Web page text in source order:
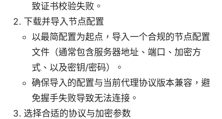
致证书校验失败。
下载并导入节点配置
以最简配置为起点，导入一个合规的节点配置
文件（通常包含服务器地址、端口、加密方
式、以及密钥/密码）。
确保导入的配置与当前代理协议版本兼容，避
免握手失败导致无法连接。
选择合适的协议与加密参数